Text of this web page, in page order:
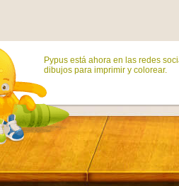
Pypus está ahora en las redes
dibujos para imprimir y colorear.